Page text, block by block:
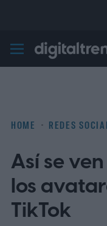
Digital
HOME REDES
Así se
los
TikTok